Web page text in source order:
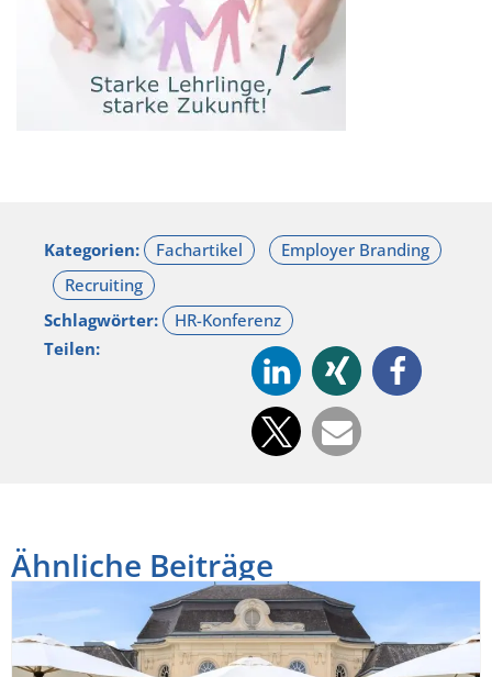
Kategorien:
Schlagwörter:
Teilen:
Ähnliche Beiträge